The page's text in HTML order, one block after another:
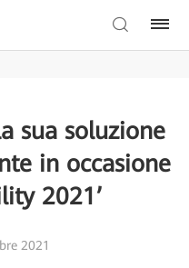
sua soluzione
in occasione
2021’
2021